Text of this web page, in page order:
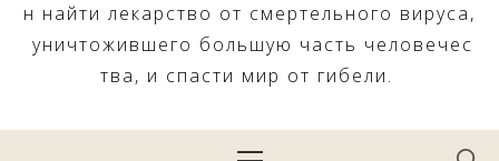
н найти лекарство от смертельного вируса,
уничтожившего большую часть человечес
тва, и спасти мир от гибели.